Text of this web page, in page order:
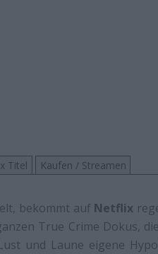
Titel Kaufen / Streamen
bekommt auf Netflix
True Crime Dokus,
und Laune eigene